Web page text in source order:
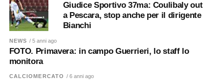
Giudice Sportivo 37ma: Coulibaly out
a Pescara, stop anche per il dirigente
Bianchi
NEWS / 5 anni ago
FOTO. Primavera: in campo Guerrieri, lo staff lo
monitora
CALCIOMERCATO / 6 anni ago